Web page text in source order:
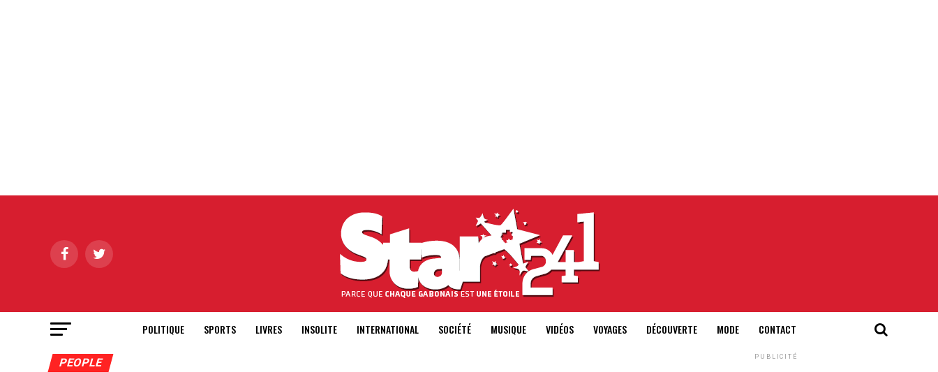
POLITIQUE SPORTS LIVRES INSOLITE INTERNATIONAL SOCIÉTÉ MUSIQUE VIDÉOS VOYAGES DÉCOUVERTE MODE CONTACT
PEOPLE PUBLICITÉ